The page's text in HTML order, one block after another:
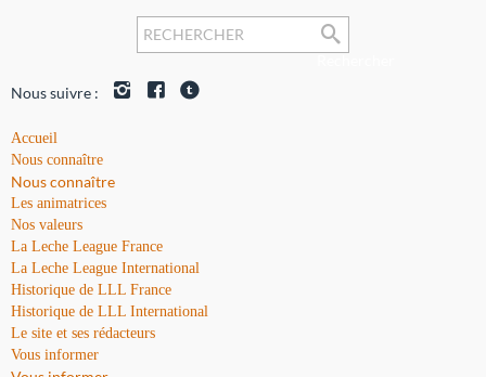
Nous suivre :
Accueil
Nous connaître
Nous connaître
Les animatrices
Nos valeurs
La Leche League France
La Leche League International
Historique de LLL France
Historique de LLL International
Le site et ses rédacteurs
Vous informer